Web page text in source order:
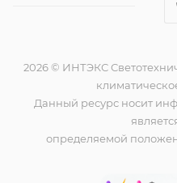
2026 © ИНТЭКС
Данный ресурс носит
определяемой